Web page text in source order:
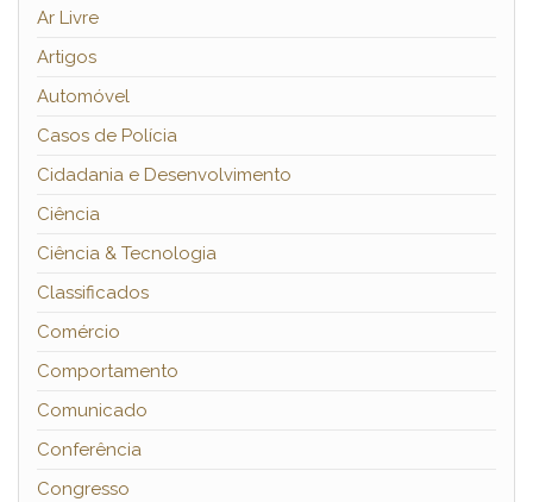
Ar Livre
Artigos
Automóvel
Casos de Polícia
Cidadania e Desenvolvimento
Ciência
Ciência & Tecnologia
Classificados
Comércio
Comportamento
Comunicado
Conferência
Congresso